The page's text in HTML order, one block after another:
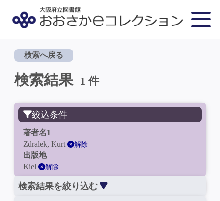
検索へ戻る
検索結果 1 件
絞込条件
著者名1
Zdralek, Kurt
解除
出版地
Kiel
解除
検索結果を絞り込む